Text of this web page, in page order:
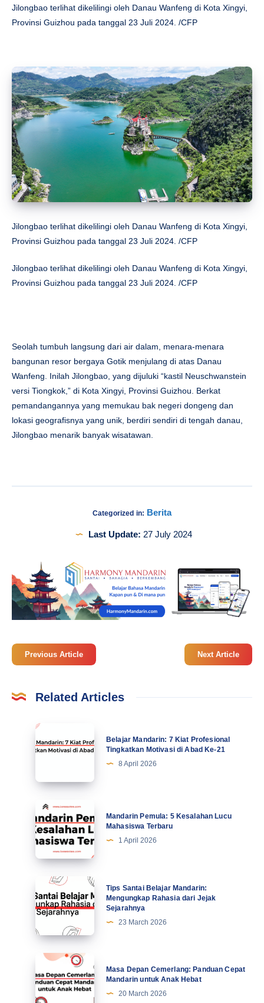
Jilongbao terlihat dikelilingi oleh Danau Wanfeng di Kota Xingyi,
Provinsi Guizhou pada tanggal 23 Juli 2024. /CFP
Jilongbao terlihat dikelilingi oleh Danau Wanfeng di Kota Xingyi,
Provinsi Guizhou pada tanggal 23 Juli 2024. /CFP
Jilongbao terlihat dikelilingi oleh Danau Wanfeng di Kota Xingyi,
Provinsi Guizhou pada tanggal 23 Juli 2024. /CFP
Seolah tumbuh langsung dari air dalam, menara-menara
bangunan resor bergaya Gotik menjulang di atas Danau
Wanfeng. Inilah Jilongbao, yang dijuluki “kastil Neuschwanstein
versi Tiongkok,” di Kota Xingyi, Provinsi Guizhou. Berkat
pemandangannya yang memukau bak negeri dongeng dan
lokasi geografisnya yang unik, berdiri sendiri di tengah danau,
Jilongbao menarik banyak wisatawan.
Categorized in: Berita
Last Update: 27 July 2024
Previous Article Next Article
Related Articles
Belajar
Mandarin:
Profesional
Tingkatkan
Motivasi
di
Abad
Ke-
Belajar Mandarin: 7 Kiat Profesional
Tingkatkan Motivasi di Abad Ke-21
8 April 2026
Mandarin
Pemula:
5
Kesalahan
Lucu
Mahasiswa
Terbaru
Mandarin Pemula: 5 Kesalahan Lucu
Mahasiswa Terbaru
1 April 2026
Tips
Santai
Belajar
Mandarin:
Mengungkap
Rahasia
dari
Jejak
Sejarahnya
Tips Santai Belajar Mandarin:
Mengungkap Rahasia dari Jejak
Sejarahnya
23 March 2026
Masa
Depan
Cemerlang:
Masa Depan Cemerlang: Panduan Cepat
Mandarin untuk Anak Hebat
20 March 2026